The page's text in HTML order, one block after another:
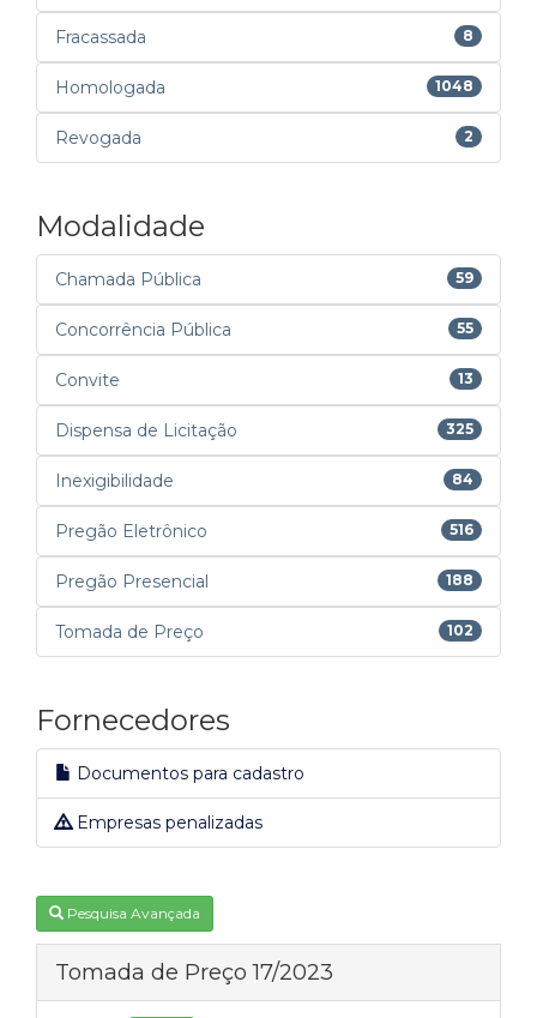
Fracassada 8
Homologada 1048
Revogada 2
Modalidade
Chamada Pública 59
Concorrência Pública 55
Convite 13
Dispensa de Licitação 325
Inexigibilidade 84
Pregão Eletrônico 516
Pregão Presencial 188
Tomada de Preço 102
Fornecedores
Documentos para cadastro
Empresas penalizadas
Pesquisa Avançada
Tomada de Preço 17/2023